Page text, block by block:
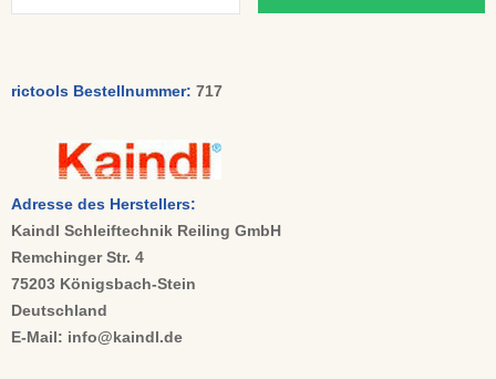
rictools Bestellnummer: 717
Adresse des Herstellers:
Kaindl Schleiftechnik Reiling GmbH
Remchinger Str. 4
75203 Königsbach-Stein
Deutschland
E-Mail: info@kaindl.de